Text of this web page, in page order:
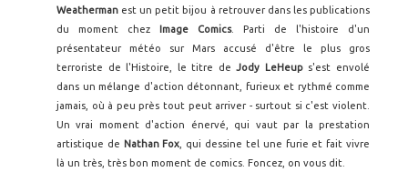
Weatherman est un petit bijou à retrouver dans les publications
du moment chez Image Comics. Parti de l'histoire d'un
présentateur météo sur Mars accusé d'être le plus gros
terroriste de l'Histoire, le titre deJody LeHeup s'est envolé
dans un mélange d'action détonnant, furieux et rythmé comme
jamais, où à peu près tout peut arriver - surtout si c'est violent.
Un vrai moment d'action énervé, qui vaut par la prestation
artistique de Nathan Fox , qui dessine tel une furie et fait vivre
là un très, très bon moment de comics. Foncez, on vous dit.